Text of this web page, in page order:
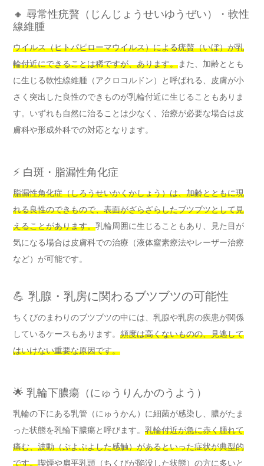
🔸 尋常性疣贅（じんじょうせいゆうぜい）・軟性
線維腫
ウイルス（ヒトパピローマウイルス）による疣贅（いぼ）が乳
輪付近にできることは稀ですが、あります。また、加齢ととも
に生じる軟性線維腫（アクロコルドン）と呼ばれる、皮膚が小
さく突出した良性のできものが乳輪付近に生じることもありま
す。いずれも自然に治ることは少なく、治療が必要な場合は皮
膚科や形成外科での対応となります。
⚡ 白斑・脂漏性角化症
脂漏性角化症（しろうせいかくかしょう）は、加齢とともに現
れる良性のできもので、表面がざらざらしたブツブツとして見
えることがあります。乳輪周囲に生じることもあり、見た目が
気になる場合は皮膚科での治療（液体窒素療法やレーザー治療
など）が可能です。
💪 乳腺・乳房に関わるブツブツの可能性
ちくびのまわりのブツブツの中には、乳腺や乳房の疾患が関係
しているケースもあります。 頻度は高くないものの、見逃して
はいけない重要な原因です。
🌟 乳輪下膿瘍（にゅうりんかのうよう）
乳輪の下にある乳管（にゅうかん）に細菌が感染し、膿がたま
った状態を乳輪下膿瘍と呼びます。 乳輪付近が急に赤く腫れて
痛む、波動（ぷよぷよした感触）があるといった症状が典型的
です。喫煙や扁平乳頭（ちくびが陥没した状態）の方に多いと